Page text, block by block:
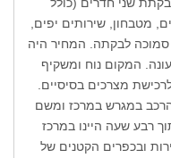
מטבחון, שירותים יפים,
סמוכה לבקתה. המחיר היה
המקום נוח ומשקיף
מצרכים בסיסיים.
הרכב במגרש במרכז ומשם
רבע שעה היינו במרכז
ובכפרים הקטנים של